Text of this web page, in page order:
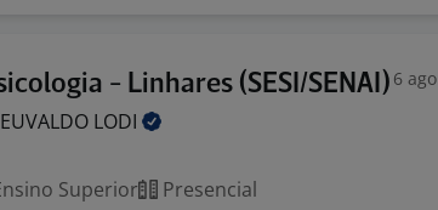
- Linhares (SESI/SENAI) 6 ago
LODI
Superior
Presencial